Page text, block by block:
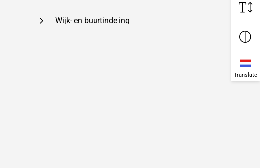
Translate
Wijk- en buurtindeling